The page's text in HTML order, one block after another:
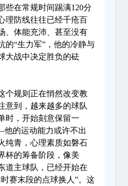
些在常规时间踢满120分
理防线往往已经千疮百
、体能充沛、甚至没有
的“生力军”，他的冷静与
大战中决定胜负的砝
个规则正在悄然改变教
意到，越来越多的球队
时，开始刻意保留一
的运动能力或许不出
纯青，心理素质如磐石
杯的筹备阶段，像美
道主球队，已经开始在
赛末段的点球换人”。这